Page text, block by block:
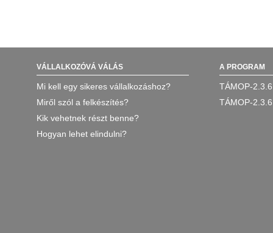
VÁLLALKOZÓVÁ VÁLÁS
Mi kell egy sikeres vállalkozáshoz?
Miről szól a felkészítés?
Kik vehetnek részt benne?
Hogyan lehet elindulni?
A PROGRAM
TÁMOP-
TÁMOP-